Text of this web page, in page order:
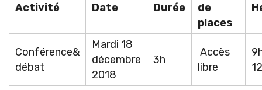
Activité Date Durée
de
places
Conférence&
débat
Mardi 18
décembre
2018
3h
Accès
libre